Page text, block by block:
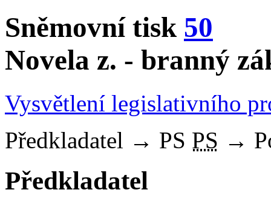
Sněmovní tisk 50
Novela z. - branný
Vysvětlení legislativního
Předkladatel → PS PS →
Předkladatel